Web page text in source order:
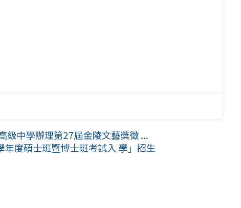
級中學辦理第27屆金陵文藝獎徵 ...
度碩士班暨博士班考試入 學」招生